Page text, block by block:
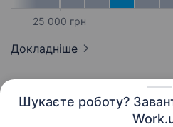
Шукаєте роботу?
25 000 грн
Докладніше